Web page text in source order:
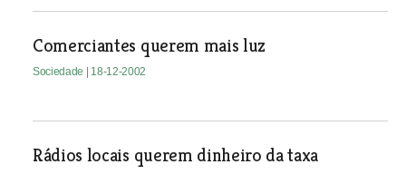
Comerciantes querem mais luz
Sociedade | 18-12-2002
Rádios locais querem dinheiro da taxa